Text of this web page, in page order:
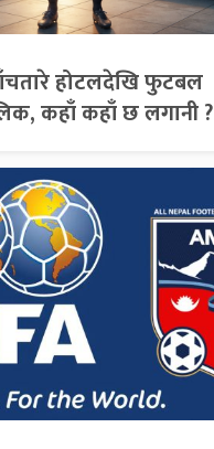
होटलदेखि फुटबल
कहाँ कहाँ छ लगानी ?